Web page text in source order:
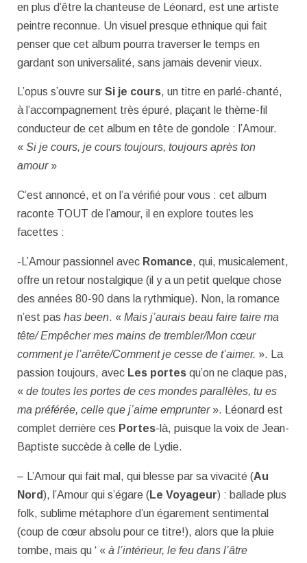
en plus d’être la chanteuse de Léonard, est une artiste
peintre reconnue. Un visuel presque ethnique qui fait
penser que cet album pourra traverser le temps en
gardant son universalité, sans jamais devenir vieux.
L’opus s’ouvre sur Si je cours, un titre en parlé-chanté,
à l’accompagnement très épuré, plaçant le thème-fil
conducteur de cet album en tête de gondole : l’Amour.
« Si je cours, je cours toujours, toujours après ton
amour»
C’est annoncé, et on l’a vérifié pour vous : cet album
raconte TOUT de l’amour, il en explore toutes les
facettes :
-L’Amour passionnel avec Romance, qui, musicalement,
offre un retour nostalgique (il y a un petit quelque chose
des années 80-90 dans la rythmique). Non, la romance
n’est pas has been. « Mais j’aurais beau faire taire ma
tête/ Empêcher mes mains de trembler/Mon cœur
comment je l’arrête/Comment je cesse de t’aimer. ». La
passion toujours, avec Les portes qu’on ne claque pas,
« de toutes les portes de ces mondes parallèles, tu es
ma préférée, celle que j’aime emprunter». Léonard est
complet derrière ces Portes-là, puisque la voix de Jean-
Baptiste succède à celle de Lydie.
– L’Amour qui fait mal, qui blesse par sa vivacité (Au
Nord), l’Amour qui s’égare (Le Voyageur) : ballade plus
folk, sublime métaphore d’un égarement sentimental
(coup de cœur absolu pour ce titre!), alors que la pluie
tombe, mais qu ‘ « à l’intérieur, le feu dans l’âtre